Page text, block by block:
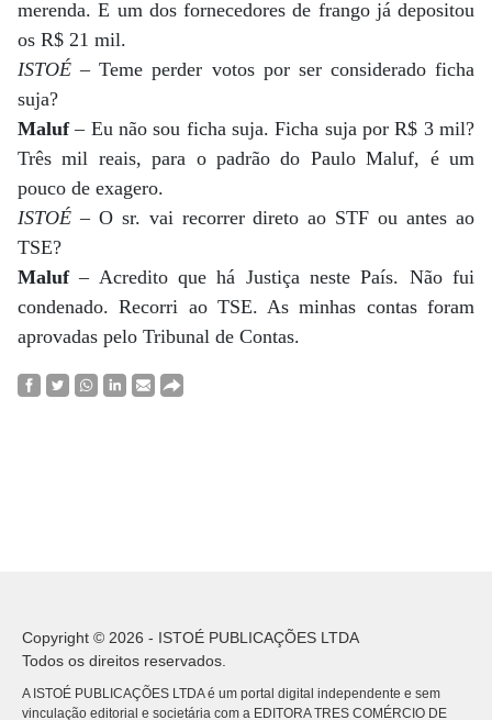
merenda. E um dos fornecedores de frango já depositou
os R$ 21 mil.
ISTOÉ– Teme perder votos por ser considerado ficha
suja?
Maluf– Eu não sou ficha suja. Ficha suja por R$ 3 mil?
Três mil reais, para o padrão do Paulo Maluf, é um
pouco de exagero.
ISTOÉ– O sr. vai recorrer direto ao STF ou antes ao
TSE?
Maluf– Acredito que há Justiça neste País. Não fui
condenado. Recorri ao TSE. As minhas contas foram
aprovadas pelo Tribunal de Contas.
Copyright © 2026 - ISTOÉ PUBLICAÇÕES LTDA
Todos os direitos reservados.
A ISTOÉ PUBLICAÇÕES LTDA é um portal digital independente e sem
vinculação editorial e societária com a EDITORA TRES COMÉRCIO DE